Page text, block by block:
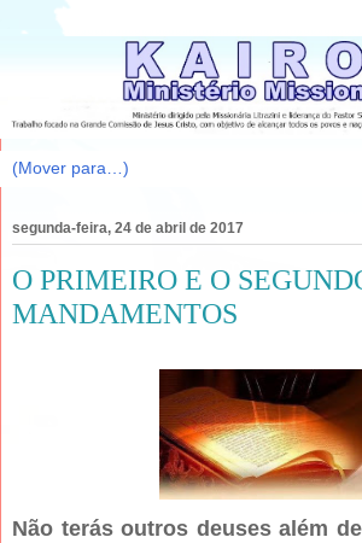
segunda-feira, 24 de abril de 2017
O PRIMEIRO E O
MANDAMENTOS
Não terás outros deuses além